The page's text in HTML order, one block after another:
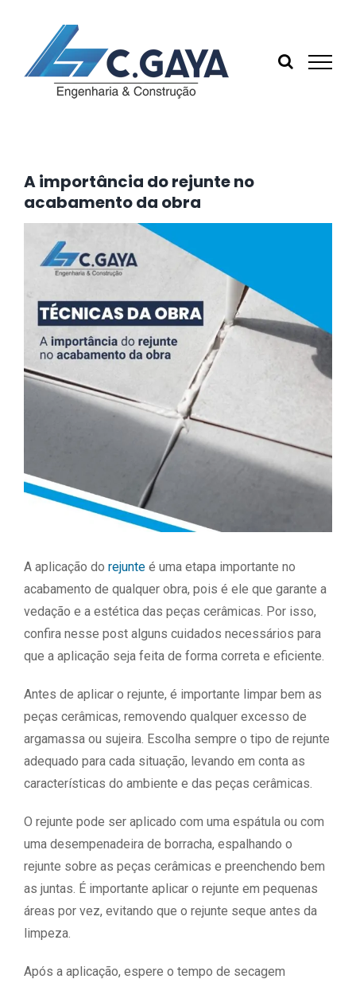
conteúdo
A importância do rejunte no
acabamento da obra
Larger
Image
A aplicação do rejunte é uma etapa importante no
acabamento de qualquer obra, pois é ele que garante a
vedação e a estética das peças cerâmicas. Por isso,
confira nesse post alguns cuidados necessários para
que a aplicação seja feita de forma correta e eficiente.
Antes de aplicar o rejunte, é importante limpar bem as
peças cerâmicas, removendo qualquer excesso de
argamassa ou sujeira. Escolha sempre o tipo de rejunte
adequado para cada situação, levando em conta as
características do ambiente e das peças cerâmicas.
O rejunte pode ser aplicado com uma espátula ou com
uma desempenadeira de borracha, espalhando o
rejunte sobre as peças cerâmicas e preenchendo bem
as juntas. É importante aplicar o rejunte em pequenas
áreas por vez, evitando que o rejunte seque antes da
limpeza.
Após a aplicação, espere o tempo de secagem